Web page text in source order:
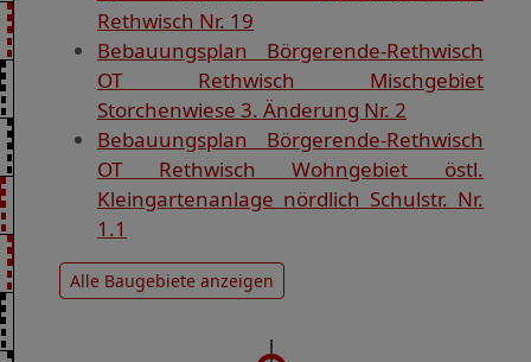
Rethwisch Nr. 19
Bebauungsplan Börgerende-Rethwisch
OT Rethwisch Mischgebiet
Storchenwiese 3. Änderung Nr. 2
Bebauungsplan Börgerende-Rethwisch
OT Rethwisch Wohngebiet östl.
Kleingartenanlage nördlich Schulstr. Nr.
1.1
Alle Baugebiete anzeigen